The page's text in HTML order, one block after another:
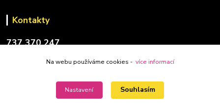
Kontakty
737 370 247
Na webu používáme cookies - více informací
Nastavení Souhlasím